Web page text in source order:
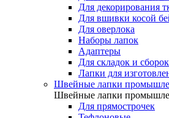
Для декорирования
Для вшивки косой
Для оверлока
Наборы лапок
Адаптеры
Для складок и
Лапки для
Швейные лапки
Швейные лапки
Для прямострочек